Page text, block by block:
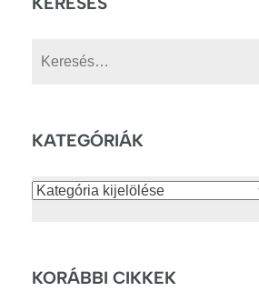
KATEGÓRIÁK
Kategóriák
KORÁBBI CIKKEK